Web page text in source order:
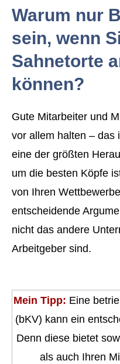
Warum nur
sein, wenn
Sahnetorte
können?
Gute Mitarbeiter und
vor allem halten – das
eine der größten
um die besten Köpfe
von Ihren
entscheidende
nicht das andere
Arbeitgeber sind.
Mein Tipp: Eine
(bKV) kann ein
Denn diese bietet
als auch Ihren